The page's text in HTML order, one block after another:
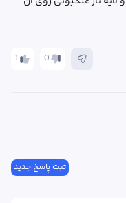
1 0
ثبت پاسخ جدید